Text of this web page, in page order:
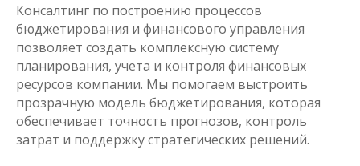
Консалтинг по построению процессов
бюджетирования и финансового управления
позволяет создать комплексную систему
планирования, учета и контроля финансовых
ресурсов компании. Мы помогаем выстроить
прозрачную модель бюджетирования, которая
обеспечивает точность прогнозов, контроль
затрат и поддержку стратегических решений.